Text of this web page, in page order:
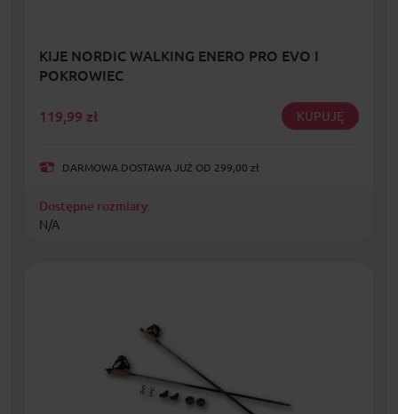
KIJE NORDIC WALKING ENERO PRO EVO I
POKROWIEC
119,99 zł KUPUJĘ
DARMOWA DOSTAWA JUŻ OD 299,00 zł
Dostępne rozmiary:
N/A